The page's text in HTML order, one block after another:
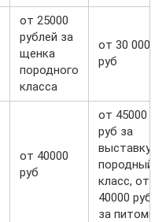
от 25000
рублей за
щенка
породного
класса
от 30 000
руб
от 40000
руб
от 45000
руб за
выставку и
породный
класс, от
40000 руб
за питомца